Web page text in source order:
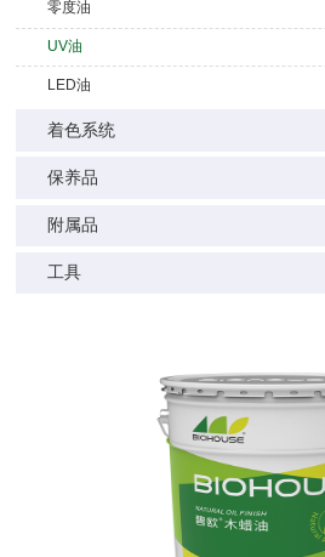
零度油
UV油
LED油
着色系统
保养品
附属品
工具